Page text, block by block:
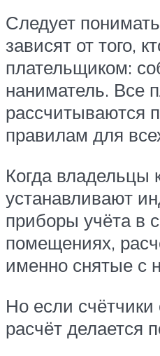
Следует
зависят от того,
плательщиком:
наниматель. Все
рассчитываются
правилам для
Когда владельцы
устанавливают
приборы учёта в
помещениях,
именно снятые с
Но если счётчики
расчёт делается